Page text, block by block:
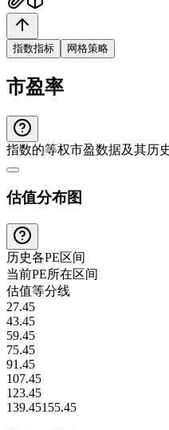
指数指标 网格策略
市盈率
指数的等权市盈数据及其历
估值分布图
历史各PE区间
当前PE所在区间
估值等分线
27.45
43.45
59.45
75.45
91.45
107.45
123.45
139.45155.45